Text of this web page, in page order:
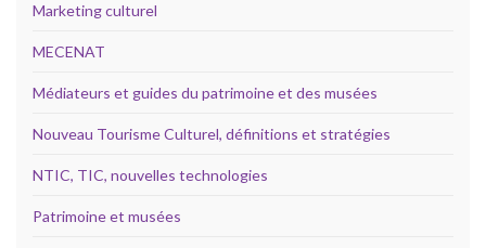
Marketing culturel
MECENAT
Médiateurs et guides du patrimoine et des musées
Nouveau Tourisme Culturel, définitions et stratégies
NTIC, TIC, nouvelles technologies
Patrimoine et musées